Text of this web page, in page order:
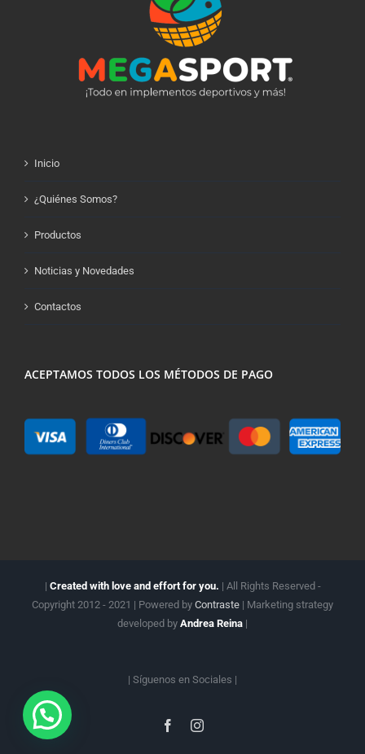
Inicio
¿Quiénes Somos?
Productos
Noticias y Novedades
Contactos
ACEPTAMOS TODOS LOS MÉTODOS DE PAGO
| Created with love and effort for you. | All Rights Reserved -
Copyright 2012 - 2021 | Powered by Contraste | Marketing strategy
developed by Andrea Reina |
| Síguenos en Sociales |
FacebookInstagram